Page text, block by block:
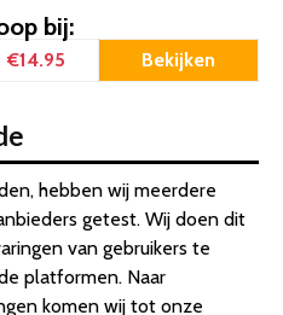
bij:
€14.95 Bekijken
hebben wij meerdere
getest. Wij doen dit
van gebruikers te
platformen. Naar
komen wij tot onze